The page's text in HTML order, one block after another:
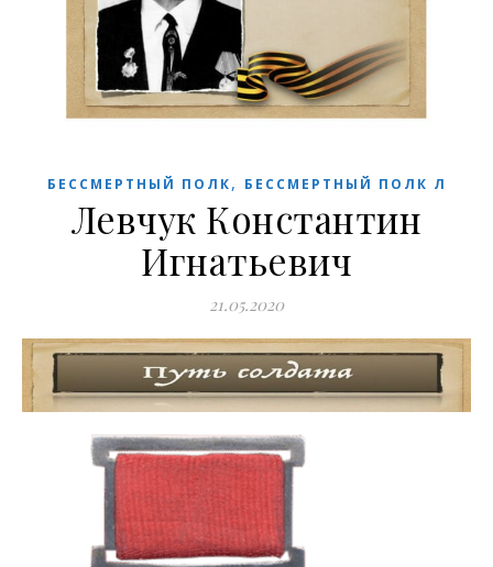
БЕССМЕРТНЫЙ ПОЛК, БЕССМЕРТНЫЙ ПОЛК Л
Левчук Константин
Игнатьевич
21.05.2020